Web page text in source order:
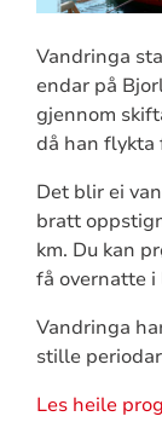
Vandringa
endar på
gjennom
då han flykta
Det blir ei
bratt
km. Du kan
få overnatte
Vandringa
stille
Les heile